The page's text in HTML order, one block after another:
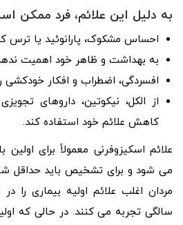
به دلیل این علائم، فرد ممکن
احساس مشکوک، پارانوئید یا ترس
به بهداشت و ظاهر خود اهمیت
افسردگی، اضطراب و افکار خودکشی
از الکل، نیکوتین، داروهای
کاهش علائم خود استفاده کند.
علائم اسکیزوفرنی معمولاً برای اولین
می شود و برای تشخیص باید حداقل
سالگی تجربه می کنند. در حالی که